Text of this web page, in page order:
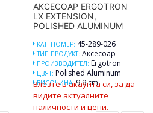
АКСЕСОАР ERGOTRON
LX EXTENSION,
POLISHED ALUMINUM
КАТ. НОМЕР: 45-289-026
ТИП ПРОДУКТ: Аксесоар
ПРОИЗВОДИТЕЛ: Ergotron
ЦВЯТ: Polished Aluminum
ВИСОЧИНА:9.9 cm
Влезте в акаунта си, за да
видите актуалните
наличности и цени.